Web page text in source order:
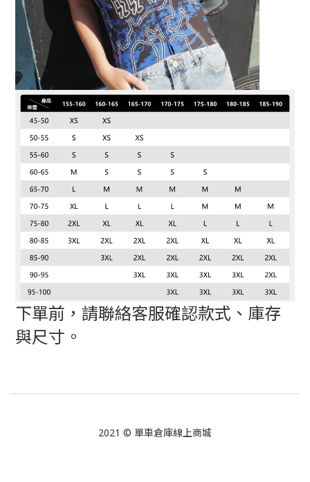
下單前，請聯絡客服確認款式、庫存
與尺寸。
2021 © 單車倉庫線上商城